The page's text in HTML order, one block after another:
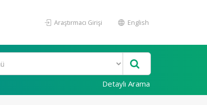
Araştırmacı Girişi English
Detaylı Arama